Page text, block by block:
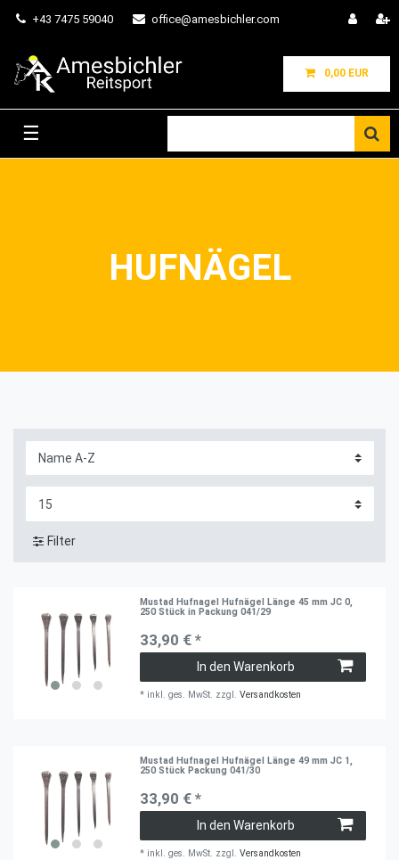
+43 7475 59040 office@amesbichler.com
0,00 EUR
☰
HUFNÄGEL
Filter
Mustad Hufnagel Hufnägel Länge 45 mm JC 0,
250 Stück in Packung 041/29
33,90 € *
In den Warenkorb
* inkl. ges. MwSt. zzgl.Versandkosten
Mustad Hufnagel Hufnägel Länge 49 mm JC 1,
250 Stück Packung 041/30
33,90 € *
In den Warenkorb
* inkl. ges. MwSt. zzgl.Versandkosten